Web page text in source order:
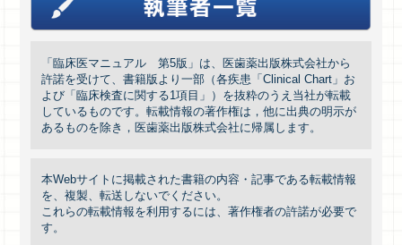
「臨床医マニュアル 第5版」は、医歯薬出版株式会社から
許諾を受けて、書籍版より一部（各疾患「Clinical Chart」お
よび「臨床検査に関する1項目」）を抜粋のうえ当社が転載
しているものです。転載情報の著作権は，他に出典の明示が
あるものを除き，医歯薬出版株式会社に帰属します。
本Webサイトに掲載された書籍の内容・記事である転載情報
を、複製、転送しないでください。
これらの転載情報を利用するには、著作権者の許諾が必要で
す。